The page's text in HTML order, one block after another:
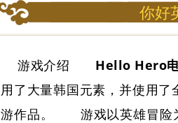
你好
游戏介绍 Hello Hero
用了大量韩国元素，并使用
游作品。 游戏以英雄冒险